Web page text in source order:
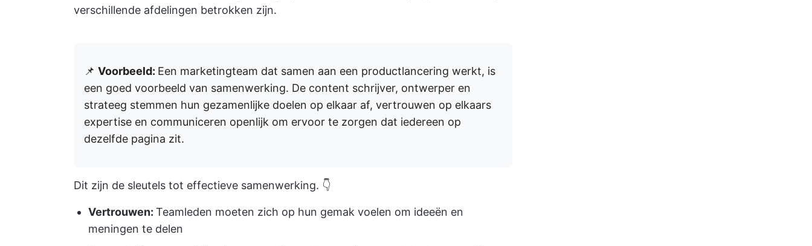
verschillende afdelingen betrokken zijn.
📌 Voorbeeld: Een marketingteam dat samen aan een productlancering werkt, is
een goed voorbeeld van samenwerking. De content schrijver, ontwerper en
strateeg stemmen hun gezamenlijke doelen op elkaar af, vertrouwen op elkaars
expertise en communiceren openlijk om ervoor te zorgen dat iedereen op
dezelfde pagina zit.
Dit zijn de sleutels tot effectieve samenwerking. 👇
Vertrouwen: Teamleden moeten zich op hun gemak voelen om ideeën en
meningen te delen